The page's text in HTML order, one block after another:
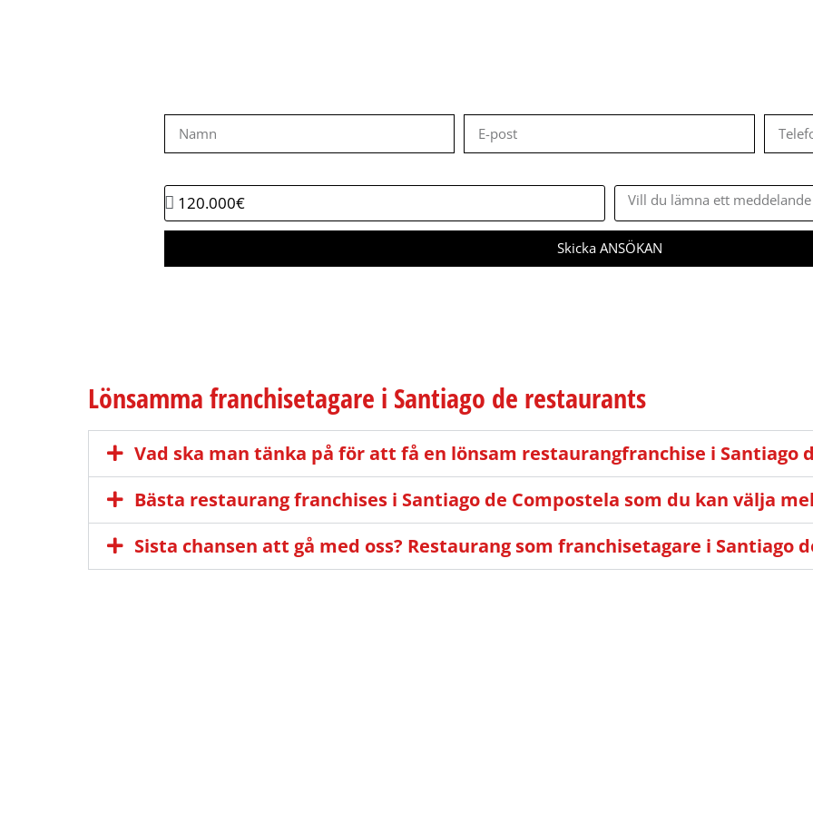
Skicka ANSÖKAN
Lönsamma franchisetagare i Santiago de restaurants
Vad ska man tänka på för att få en lönsam restaurangfranchise i Santiago
Bästa restaurang franchises i Santiago de Compostela som du kan välja
Sista chansen att gå med oss? Restaurang som franchisetagare i Santiago